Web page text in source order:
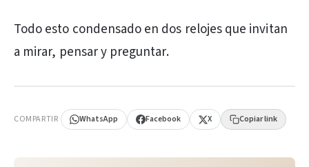
Todo esto condensado en dos relojes que invitan
a mirar, pensar y preguntar.
COMPARTIR WhatsApp Facebook X Copiar link